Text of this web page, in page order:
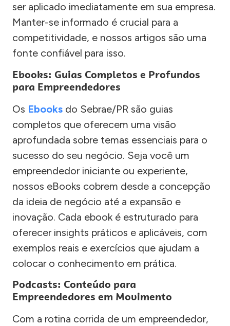
ser aplicado imediatamente em sua empresa.
Manter-se informado é crucial para a
competitividade, e nossos artigos são uma
fonte confiável para isso.
Ebooks: Guias Completos e Profundos
para Empreendedores
Os Ebooks do Sebrae/PR são guias
completos que oferecem uma visão
aprofundada sobre temas essenciais para o
sucesso do seu negócio. Seja você um
empreendedor iniciante ou experiente,
nossos eBooks cobrem desde a concepção
da ideia de negócio até a expansão e
inovação. Cada ebook é estruturado para
oferecer insights práticos e aplicáveis, com
exemplos reais e exercícios que ajudam a
colocar o conhecimento em prática.
Podcasts: Conteúdo para
Empreendedores em Movimento
Com a rotina corrida de um empreendedor,